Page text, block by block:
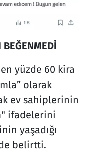
yüzde 60 kira
olarak
ev sahiplerinin
ifadelerini
yaşadığı
belirtti.